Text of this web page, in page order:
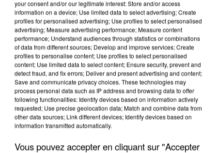
APRÈS TOUTES CES CANICULES, LES REFUGES
DE FAUNE SAUVAGE SONT...
your consent and/or our legitimate interest: Store and/or access
information on a device; Use limited data to select advertising; Create
profiles for personalised advertising; Use profiles to select personalised
advertising; Measure advertising performance; Measure content
performance; Understand audiences through statistics or combinations
of data from different sources; Develop and improve services; Create
profiles to personalise content; Use profiles to select personalised
content; Use limited data to select content; Ensure security, prevent and
detect fraud, and fix errors; Deliver and present advertising and content;
Save and communicate privacy choices. These technologies may
process personal data such as IP address and browsing data to offer
following functionalities: Identify devices based on information actively
requested; Use precise geolocation data; Match and combine data from
other data sources; Link different devices; Identify devices based on
information transmitted automatically.
Vous pouvez accepter en cliquant sur "Accepter